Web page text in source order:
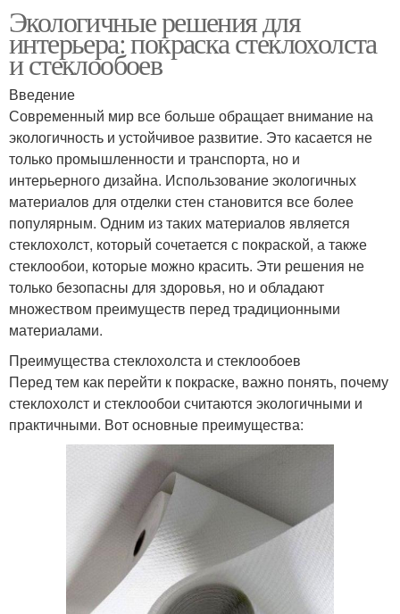
Экологичные решения для
интерьера: покраска стеклохолста
и стеклообоев
Введение
Современный мир все больше обращает внимание на
экологичность и устойчивое развитие. Это касается не
только промышленности и транспорта, но и
интерьерного дизайна. Использование экологичных
материалов для отделки стен становится все более
популярным. Одним из таких материалов является
стеклохолст, который сочетается с покраской, а также
стеклообои, которые можно красить. Эти решения не
только безопасны для здоровья, но и обладают
множеством преимуществ перед традиционными
материалами.
Преимущества стеклохолста и стеклообоев
Перед тем как перейти к покраске, важно понять, почему
стеклохолст и стеклообои считаются экологичными и
практичными. Вот основные преимущества: